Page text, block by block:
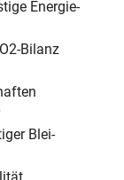
Energie-
Bilanz
Blei-